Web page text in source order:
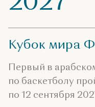
Кубок мира
Первый в
по баскетболу
по 12 сентября